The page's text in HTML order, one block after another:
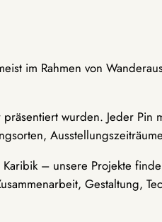
im Rahmen von
wurden. Jeder
– unsere Projekte
Gestaltung,